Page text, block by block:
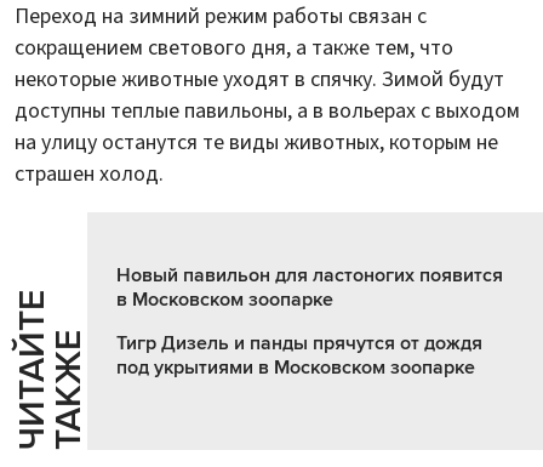
Переход на зимний режим работы связан с
сокращением светового дня, а также тем, что
некоторые животные уходят в спячку. Зимой будут
доступны теплые павильоны, а в вольерах с выходом
на улицу останутся те виды животных, которым не
страшен холод.
Ч
И
Т
АЙ
Т
Е
Т
А
К
ЖЕ
Новый павильон для ластоногих появится
в Московском зоопарке
Тигр Дизель и панды прячутся от дождя
под укрытиями в Московском зоопарке